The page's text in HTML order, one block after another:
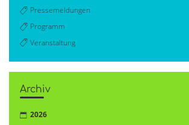
Pressemeldungen
Programm
Veranstaltung
Archiv
2026